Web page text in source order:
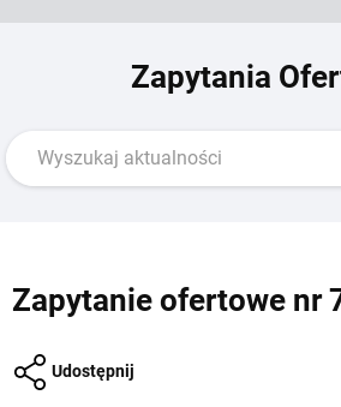
Zapytania
Zapytanie ofertowe nr
Udostępnij